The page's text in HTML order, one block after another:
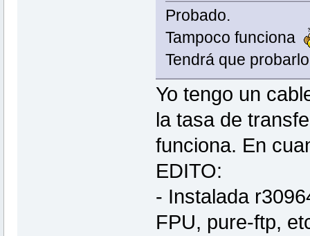
Probado.
Tampoco funciona
Tendrá que
Yo tengo un
la tasa de
funciona. En
EDITO:
- Instalada
FPU, pure-ftp,